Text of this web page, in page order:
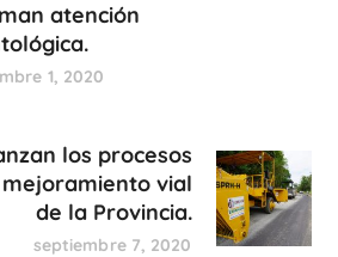
atención
1, 2020
los procesos
vial
de la Provincia.
septiembre 7, 2020